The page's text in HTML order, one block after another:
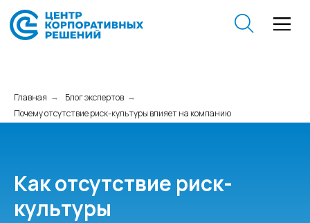
Главная → Блог экспертов →
Почему отсутствие риск-культуры влияет на компанию
Как отсутствие риск-
культуры